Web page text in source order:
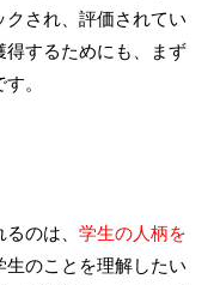
クされ、評価されてい
得するためにも、まず
。
のは、 学生の人柄を
のことを理解したい